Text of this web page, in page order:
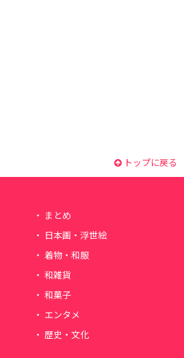
トップに戻る
まとめ
日本画・浮世絵
着物・和服
和雑貨
和菓子
エンタメ
歴史・文化